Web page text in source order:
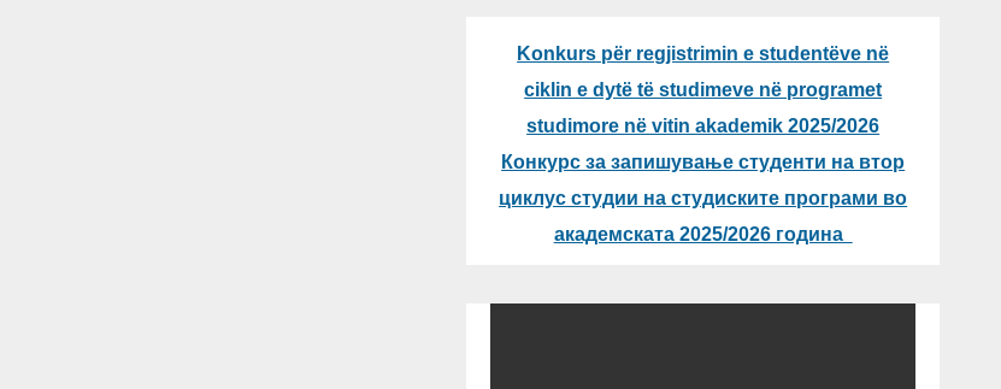
Konkurs për regjistrimin e studentëve në
ciklin e dytë të studimeve në programet
studimore në vitin akademik 2025/2026
Конкурс за запишување студенти на втор
циклус студии на студиските програми во
академската 2025/2026 година